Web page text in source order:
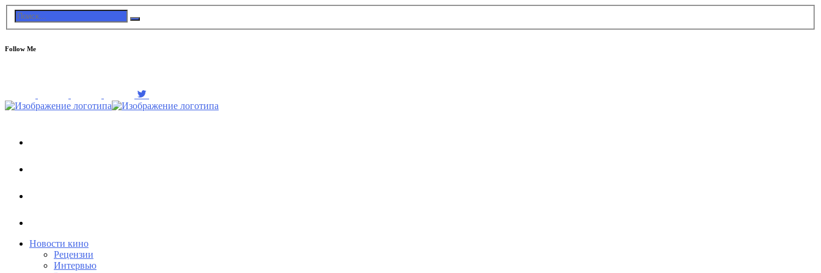
Follow Me
Новости кино
Рецензии
Интервью